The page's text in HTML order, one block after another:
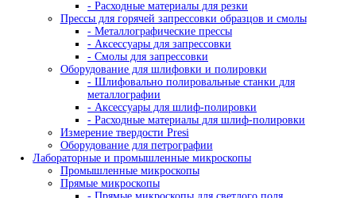
+7 (495) 128-55-09
+7 (800) 100-99-64
Назад
Анализ химического состава
Анализаторы металлов и сплавов
Портативные анализаторы
- Анализаторы Skyray
- Анализаторы драгметаллов
- Анализаторы руды
- Портативные анализаторы металла и
- Рентгенофлуоресцентные анализаторы